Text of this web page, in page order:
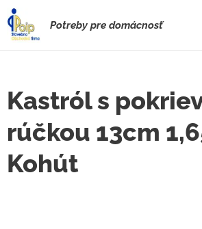
Potreby pre domácnosť
Kastról s
rúčkou 13cm
Kohút